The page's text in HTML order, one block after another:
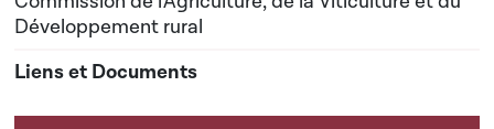
Développement rural